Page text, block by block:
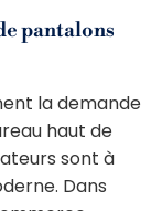
pantalons
la demande
haut de
sont à
Dans